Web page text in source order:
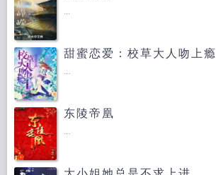
...
甜蜜恋爱：校草大人吻上瘾
...
东陵帝凰
...